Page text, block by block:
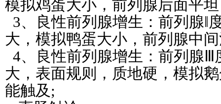
模拟鸡蛋大小，前列腺后面平
3、良性前列腺增生：前列腺
大，模拟鸭蛋大小，前列腺中
4、良性前列腺增生：前列腺
大，表面规则，质地硬，模拟
能触及;